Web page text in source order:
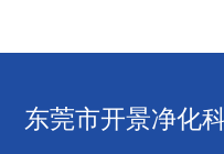
东莞市开景净化